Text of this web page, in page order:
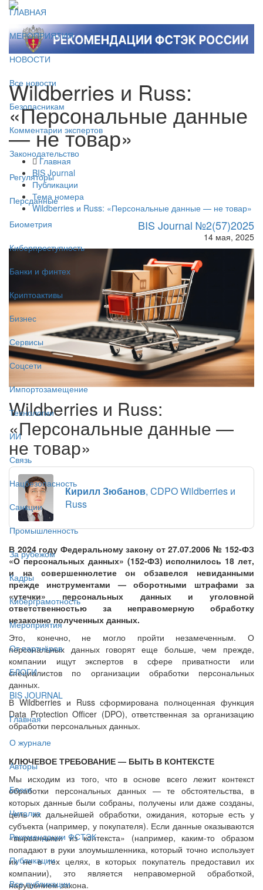
ГЛАВНАЯ
МЕРОПРИЯТИЯ
НОВОСТИ
Все новости
Безопасникам
Комментарии экспертов
Законодательство
Регуляторы
Персданные
Биометрия
Киберпреступность
Банки и финтех
Криптоактивы
Бизнес
Сервисы
Соцсети
Импортозамещение
Технологии
ИИ
Связь
Нацбезопасность
Санкции
Промышленность
За рубежом
Кадры
Киберграмотность
Мероприятия
От партнёров
БЛОГИ
BIS JOURNAL
Главная
О журнале
Авторы
Блоги
Читалка
Рекомендации ФСТЭК
Публикации
Все публикации
Wildberries и Russ:
«Персональные данные
— не товар»
Главная
BIS Journal
Публикации
Тема номера
Wildberries и Russ: «Персональные данные — не товар»
BIS Journal №2(57)2025
14 мая, 2025
Wildberries и Russ:
«Персональные данные —
не товар»
Кирилл Зюбанов, CDPO Wildberries и
Russ
В 2024 году Федеральному закону от 27.07.2006 № 152-ФЗ
«О персональных данных» (152-ФЗ) исполнилось 18 лет,
и на совершеннолетие он обзавелся невиданными
прежде инструментами — оборотными штрафами за
«утечки» персональных данных и уголовной
ответственностью за неправомерную обработку
незаконно полученных данных.
Это, конечно, не могло пройти незамеченным. О
персональных данных говорят еще больше, чем прежде,
компании ищут экспертов в сфере приватности или
специалистов по организации обработки персональных
данных.
В Wildberries и Russ сформирована полноценная функция
Data Protection Officer (DPO), ответственная за организацию
обработки персональных данных.
КЛЮЧЕВОЕ ТРЕБОВАНИЕ — БЫТЬ В КОНТЕКСТЕ
Мы исходим из того, что в основе всего лежит контекст
обработки персональных данных — те обстоятельства, в
которых данные были собраны, получены или даже созданы,
цель их дальнейшей обработки, ожидания, которые есть у
субъекта (например, у покупателя). Если данные оказываются
«вырванными из контекста» (например, каким-то образом
попадают в руки злоумышленника, который точно использует
их не в тех целях, в которых покупатель предоставил их
компании), это является неправомерной обработкой,
нарушением закона.